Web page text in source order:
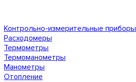
Контрольно-измерительные приборы
Расходомеры
Термометры
Термоманометры
Манометры
Отопление